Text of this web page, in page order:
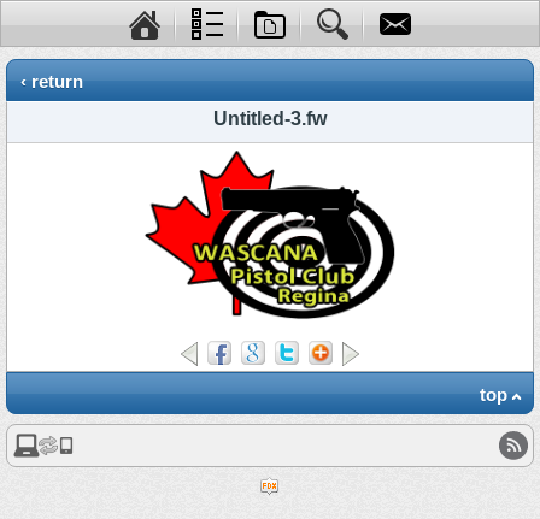
‹ return
Untitled-3.fw
top